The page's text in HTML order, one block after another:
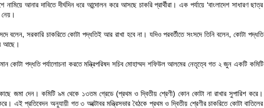
আনার দাবিতে দীর্ঘদিন ধরে আন্দোলন করে আসছে চাকরি প্রার্থীরা। এক পর্যায়ে ‘বাংলাদেশ সাধারণ ছাত্র
বলেন, সরকারি চাকরিতে কোটা পদ্ধতিই আর রাখা হবে না। যদিও পরবর্তীতে সংসদে তিনি বলেন, কোটা পদ্ধতি
আছে।
কোটা পদ্ধতি পর্যালোচনা করতে মন্ত্রিপরিষদ সচিব মোহাম্মদ শফিউল আলমের নেতৃত্বে গত ২ জুন একটি কমিটি
জমা দেন। কমিটি ৯ম থেকে ১৩তম গ্রেডে (প্রথম ও দ্বিতীয় শ্রেণী) কোন কোটা না রাখার সুপারিশ করে।
এই প্রতিবেদন অনুযায়ী গত ৩ অক্টোবর মন্ত্রিসভার বৈঠকে প্রথম ও দ্বিতীয় শ্রেণীর চাকরিতে কোটা বাতিলের